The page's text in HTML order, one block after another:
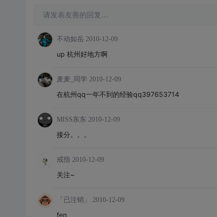
请发表友善的回复…
不动如岳 2010-12-09
up 杭州好地方啊
麦麦_同学 2010-12-09
在杭州qq一年不到的经验qq397653714
MISS东东 2010-12-09
接分。。。
戒指 2010-12-09
关注~
「已注销」 2010-12-09
fen